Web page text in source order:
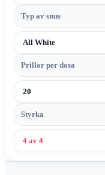
Typ av snus
All White
Prillor per dosa
20
Styrka
4 av 4